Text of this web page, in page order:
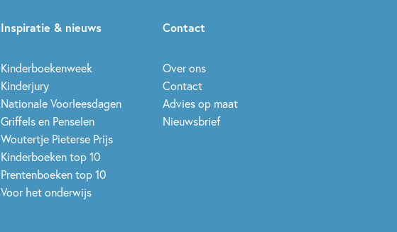
Inspiratie & nieuws
Kinderboekenweek
Kinderjury
Nationale Voorleesdagen
Griffels en Penselen
Woutertje Pieterse Prijs
Kinderboeken top 10
Prentenboeken top 10
Voor het onderwijs
Contact
Over ons
Contact
Advies op maat
Nieuwsbrief